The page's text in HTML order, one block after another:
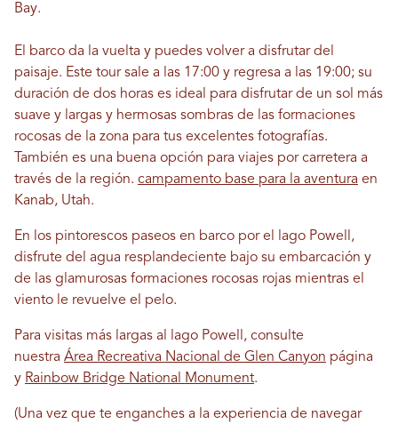
Bay.
El barco da la vuelta y puedes volver a disfrutar del
paisaje. Este tour sale a las 17:00 y regresa a las 19:00; su
duración de dos horas es ideal para disfrutar de un sol más
suave y largas y hermosas sombras de las formaciones
rocosas de la zona para tus excelentes fotografías.
También es una buena opción para viajes por carretera a
través de la región. campamento base para la aventura en
Kanab, Utah.
En los pintorescos paseos en barco por el lago Powell,
disfrute del agua resplandeciente bajo su embarcación y
de las glamurosas formaciones rocosas rojas mientras el
viento le revuelve el pelo.
Para visitas más largas al lago Powell, consulte
nuestra Área Recreativa Nacional de Glen Canyon página
y Rainbow Bridge National Monument.
(Una vez que te enganches a la experiencia de navegar